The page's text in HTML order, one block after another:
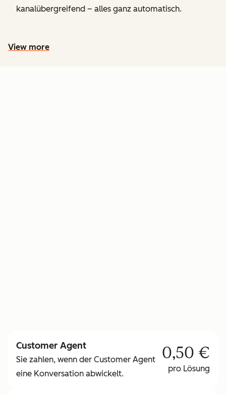
kanalübergreifend – alles ganz automatisch.
View more
Customer Agent
Sie zahlen, wenn der Customer Agent
eine Konversation abwickelt.
0,50 €
pro Lösung